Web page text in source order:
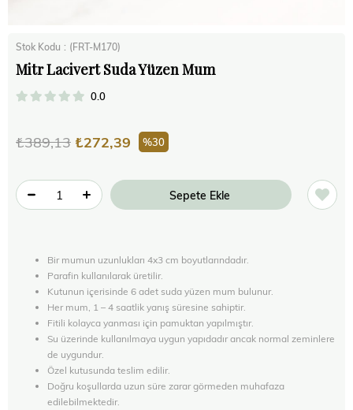
Stok Kodu (FRT-M170)
Mitr Lacivert Suda Yüzen Mum
0.0
₺389,13 ₺272,39 30
Bir mumun uzunlukları 4x3 cm boyutlarındadır.
Parafin kullanılarak üretilir.
Kutunun içerisinde 6 adet suda yüzen mum bulunur.
Her mum, 1 – 4 saatlik yanış süresine sahiptir.
Fitili kolayca yanması için pamuktan yapılmıştır.
Su üzerinde kullanılmaya uygun yapıdadır ancak normal zeminlere
de uygundur.
Özel kutusunda teslim edilir.
Doğru koşullarda uzun süre zarar görmeden muhafaza
edilebilmektedir.